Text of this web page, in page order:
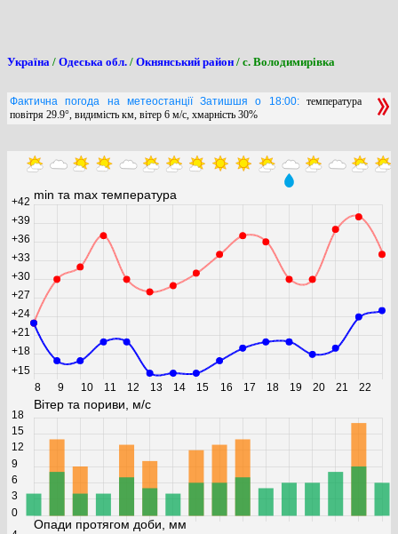
Україна / Одеська обл. / Окнянський район / с. Володимирівка
Фактична погода на метеостанції Затишшя о 18:00:температура
повітря 29.9°, видимість км, вітер 6 м/с, хмарність 30%
min та max температура
8 9 10 11 12 13 14 15 16 17 18 19 20 21 22
+15
+18
+21
+24
+27
+30
+33
+36
+39
+42
Вітер та пориви, м/с
0
3
6
9
12
15
18
Опади протягом доби, мм